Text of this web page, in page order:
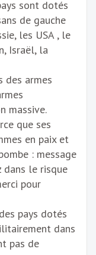
sont dotés
de gauche
les USA , le
Israël, la
des armes
massive.
que ses
en paix et
: message
dans le risque
pour
pays dotés
dans
pas de